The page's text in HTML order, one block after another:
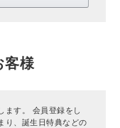
客様
ます。 会員登録をし
り、誕生日特典などの